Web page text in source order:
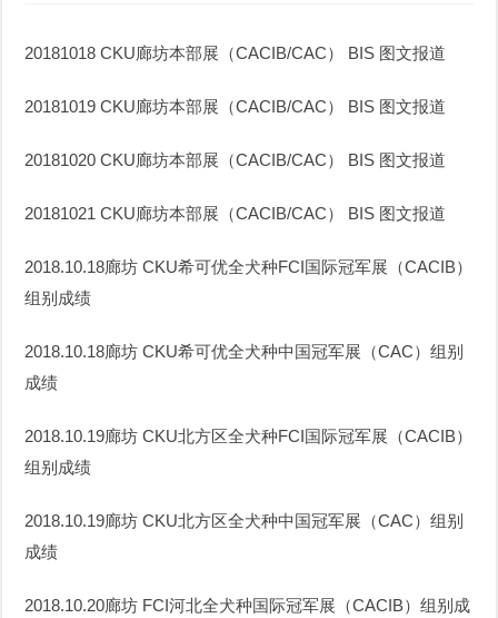
20181018 CKU廊坊本部展（CACIB/CAC） BIS 图文报道
20181019 CKU廊坊本部展（CACIB/CAC） BIS 图文报道
20181020 CKU廊坊本部展（CACIB/CAC） BIS 图文报道
20181021 CKU廊坊本部展（CACIB/CAC） BIS 图文报道
2018.10.18廊坊 CKU希可优全犬种FCI国际冠军展（CACIB）
组别成绩
2018.10.18廊坊 CKU希可优全犬种中国冠军展（CAC）组别
成绩
2018.10.19廊坊 CKU北方区全犬种FCI国际冠军展（CACIB）
组别成绩
2018.10.19廊坊 CKU北方区全犬种中国冠军展（CAC）组别
成绩
2018.10.20廊坊 FCI河北全犬种国际冠军展（CACIB）组别成